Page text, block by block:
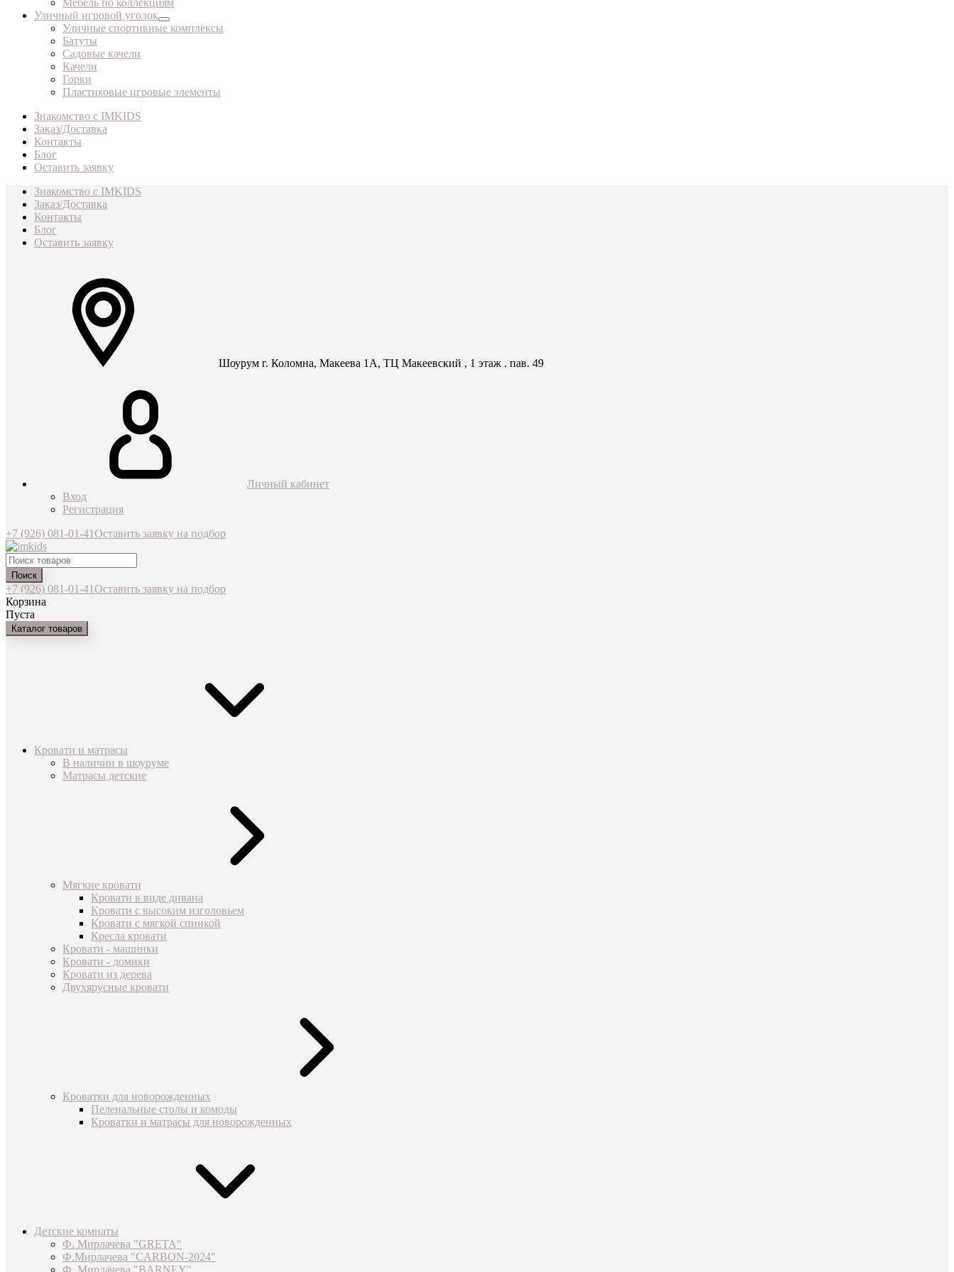
Мебель по коллекциям
Уличный игровой уголок
Уличные спортивные комплексы
Батуты
Садовые качели
Качели
Горки
Пластиковые игровые элементы
Знакомство с IMKIDS
Заказ/Доставка
Контакты
Блог
Оставить заявку
Знакомство с IMKIDS
Заказ/Доставка
Контакты
Блог
Оставить заявку
Шоурум г. Коломна, Макеева 1А, ТЦ Макеевский , 1 этаж . пав. 49
Личный кабинет
Вход
Регистрация
+7 (926) 081-01-41Оставить заявку на подбор
Поиск
+7 (926) 081-01-41Оставить заявку на подбор
Корзина
Пуста
Каталог товаров
Кровати и матрасы
В наличии в шоуруме
Матрасы детские
Мягкие кровати
Кровати в виде дивана
Кровати с высоким изголовьем
Кровати с мягкой спинкой
Кресла кровати
Кровати - машинки
Кровати - домики
Кровати из дерева
Двухярусные кровати
Кроватки для новорожденных
Пеленальные столы и комоды
Кроватки и матрасы для новорожденных
Детские комнаты
Ф. Мирлачева "GRETA"
Ф.Мирлачева "CARBON-2024"
Ф. Мирлачева "BARNEY"